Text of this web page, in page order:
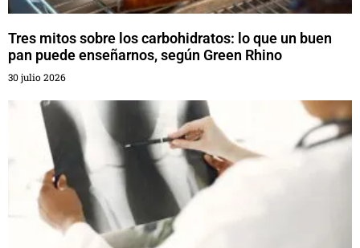
Tres mitos sobre los carbohidratos: lo que un buen
pan puede enseñarnos, según Green Rhino
30 julio 2026